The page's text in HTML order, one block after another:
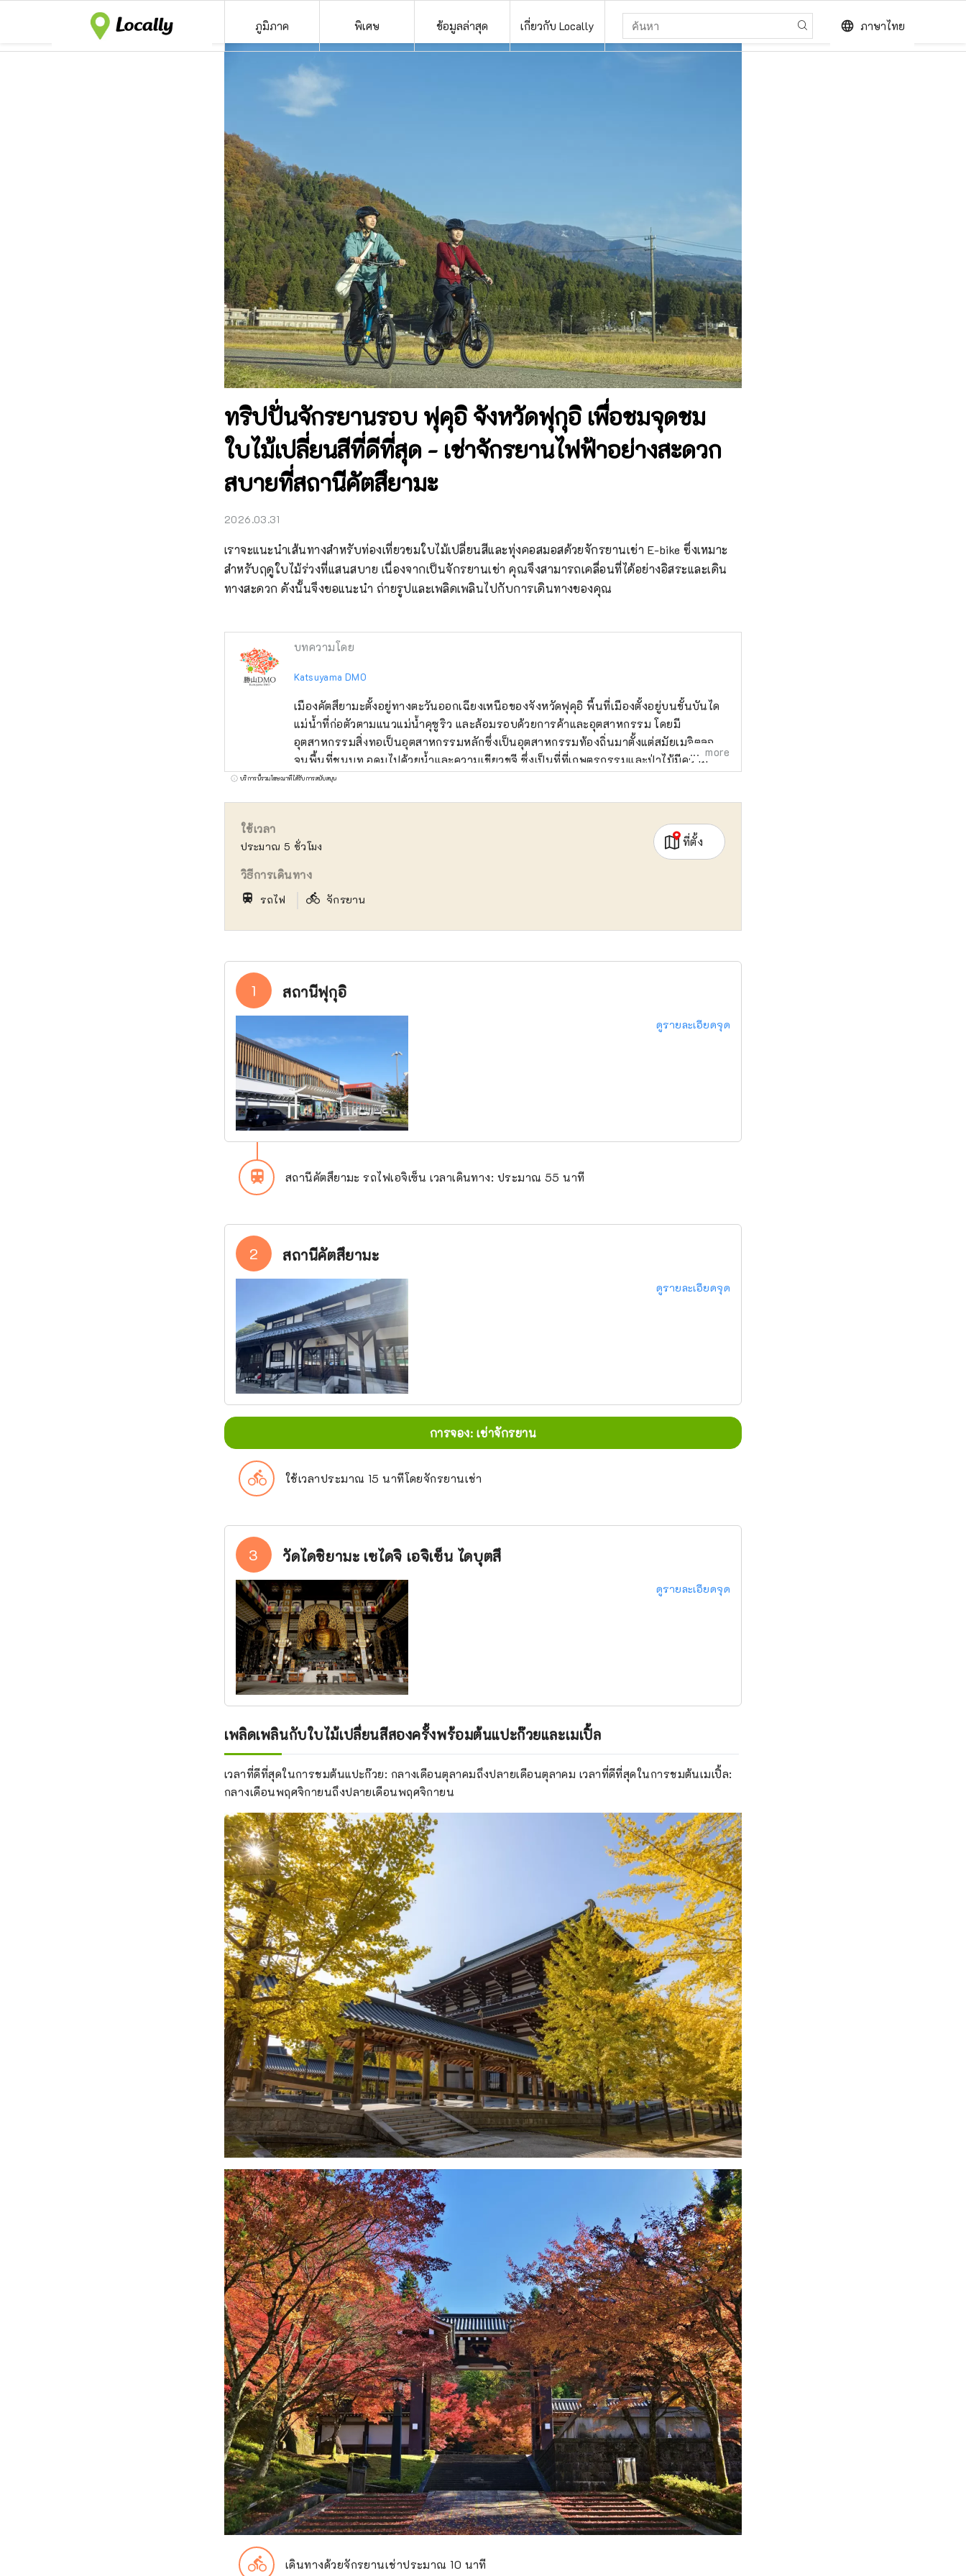
ภูมิภาค พิเศษ ข้อมูลล่าสุด เกี่ยวกับ Locally language ภาษาไทย
ทริปปั่นจักรยานรอบ ฟุคุอิ จังหวัดฟุกุอิ เพื่อชมจุดชม
ใบไม้เปลี่ยนสีที่ดีที่สุด - เช่าจักรยานไฟฟ้าอย่างสะดวก
สบายที่สถานีคัตสึยามะ
2026.03.31
เราจะแนะนำเส้นทางสำหรับท่องเที่ยวชมใบไม้เปลี่ยนสีและทุ่งคอสมอสด้วยจักรยานเช่า E-bike ซึ่งเหมาะ
สำหรับฤดูใบไม้ร่วงที่แสนสบาย เนื่องจากเป็นจักรยานเช่า คุณจึงสามารถเคลื่อนที่ได้อย่างอิสระและเดิน
ทางสะดวก ดังนั้นจึงขอแนะนำ ถ่ายรูปและเพลิดเพลินไปกับการเดินทางของคุณ
บทความโดย
Katsuyama DMO
เมืองคัตสึยามะตั้งอยู่ทางตะวันออกเฉียงเหนือของจังหวัดฟุคุอิ พื้นที่เมืองตั้งอยู่บนขั้นบันได
แม่น้ำที่ก่อตัวตามแนวแม่น้ำคุซูริว และล้อมรอบด้วยการค้าและอุตสาหกรรม โดยมี
อุตสาหกรรมสิ่งทอเป็นอุตสาหกรรมหลักซึ่งเป็นอุตสาหกรรมท้องถิ่นมาตั้งแต่สมัยเมจิตลอด
จนพื้นที่ชนบท อุดมไปด้วยน้ำและความเขียวขจี ซึ่งเป็นที่ที่เกษตรกรรมและป่าไม้มีความ
คึกคักมาตั้งแต่สมัยโบราณ บริษัทของเราเป็น DMO (บริษัทพัฒนาชุมชนการท่องเที่ยว) ที่
เยือนคัตสึยามะ เรามีทัวร์พร้อมไกด์ที่ให้ผู้คนมากที่สุดเท่าที่เป็นไปได้ได้สัมผัสประสบกา
รณ์คัตสึยามะ "Geo Terminal" ที่ตั้งอยู่ในลานจอดรถของพิพิธภัณฑ์ไดโนเสาร์ และการ
สร้างธุรกิจใหม่ที่เน้นการท่องเที่ยว โดยมีจุดมุ่งหมายในการฟื้นฟูเมืองคัตสึยามะ
more
บริการนี้รวมโฆษณาที่ได้รับการสนับสนุน
ใช้เวลา
ประมาณ 5 ชั่วโมง
วิธีการเดินทาง
train รถไฟ ｜directions_bike จักรยาน
ที่ตั้ง
1 สถานีฟุกุอิ
ดูรายละเอียดจุด
train สถานีคัตสึยามะ รถไฟเอจิเซ็น เวลาเดินทาง: ประมาณ 55 นาที
2 สถานีคัตสึยามะ
ดูรายละเอียดจุด
การจอง: เช่าจักรยาน
directions_bike ใช้เวลาประมาณ 15 นาทีโดยจักรยานเช่า
3 วัดไดชิยามะ เซไดจิ เอจิเซ็น ไดบุตสึ
ดูรายละเอียดจุด
เพลิดเพลินกับใบไม้เปลี่ยนสีสองครั้งพร้อมต้นแปะก๊วยและเมเปิ้ล
เวลาที่ดีที่สุดในการชมต้นแปะก๊วย: กลางเดือนตุลาคมถึงปลายเดือนตุลาคม เวลาที่ดีที่สุดในการชมต้นเมเปิ้ล:
กลางเดือนพฤศจิกายนถึงปลายเดือนพฤศจิกายน
directions_bike เดินทางด้วยจักรยานเช่าประมาณ 10 นาที